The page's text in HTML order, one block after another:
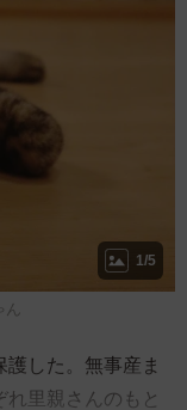
1/5
した。無事産ま
里親さんのもと